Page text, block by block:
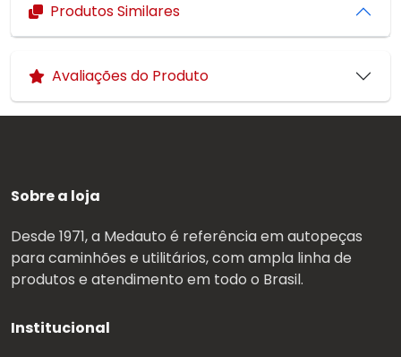
Produtos Similares
Avaliações do Produto
Sobre a loja
Desde 1971, a Medauto é referência em autopeças
para caminhões e utilitários, com ampla linha de
produtos e atendimento em todo o Brasil.
Institucional